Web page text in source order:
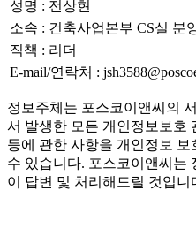
성명 : 전상현
소속 : 건축사업본부 CS실 분
직책 : 리더
E-mail/연락처 :
정보주체는 포스코이앤씨의
서 발생한 모든 개인정보보호
등에 관한 사항을 개인정보
수 있습니다. 포스코이앤씨는
이 답변 및 처리해드릴 것입니